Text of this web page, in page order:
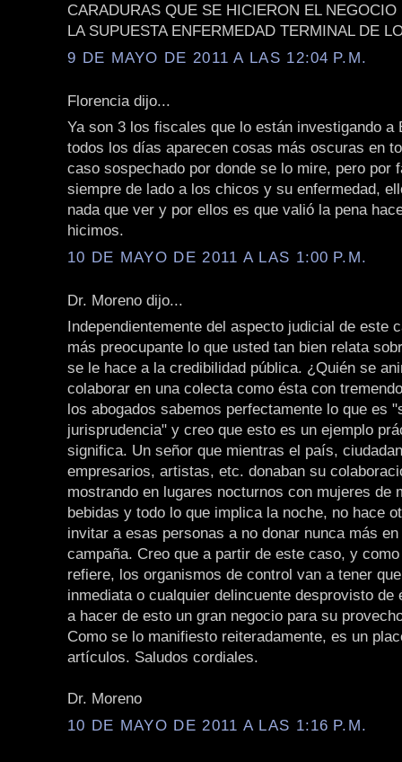
CARADURAS QUE SE HICIERON EL NEGOCIO
LA SUPUESTA ENFERMEDAD TERMINAL DE
9 DE MAYO DE 2011 A LAS 12:04 P.M.
Florencia dijo...
Ya son 3 los fiscales que lo están investigando a
todos los días aparecen cosas más oscuras en
caso sospechado por donde se lo mire, pero por
siempre de lado a los chicos y su enfermedad,
nada que ver y por ellos es que valió la pena
hicimos.
10 DE MAYO DE 2011 A LAS 1:00 P.M.
Dr. Moreno dijo...
Independientemente del aspecto judicial de este
más preocupante lo que usted tan bien relata
se le hace a la credibilidad pública. ¿Quién se
colaborar en una colecta como ésta con
los abogados sabemos perfectamente lo que es
jurisprudencia" y creo que esto es un ejemplo
significa. Un señor que mientras el país,
empresarios, artistas, etc. donaban su
mostrando en lugares nocturnos con mujeres de
bebidas y todo lo que implica la noche, no hace
invitar a esas personas a no donar nunca más
campaña. Creo que a partir de este caso, y
refiere, los organismos de control van a tener
inmediata o cualquier delincuente desprovisto de
a hacer de esto un gran negocio para su
Como se lo manifiesto reiteradamente, es un
artículos. Saludos cordiales.
Dr. Moreno
10 DE MAYO DE 2011 A LAS 1:16 P.M.